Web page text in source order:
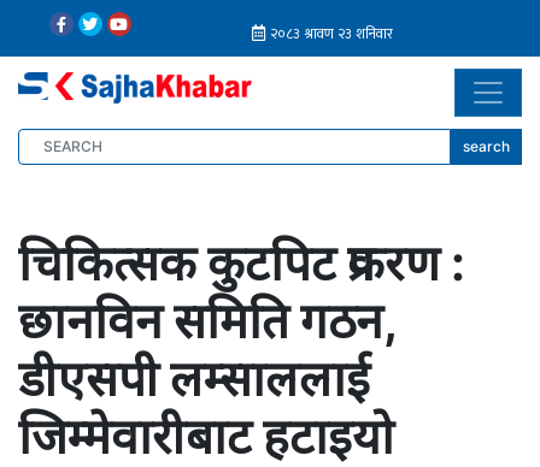
search
चिकित्सक कुटपिट प्रकरण :
छानविन समिति गठन,
डीएसपी लम्साललाई
जिम्मेवारीबाट हटाइयो